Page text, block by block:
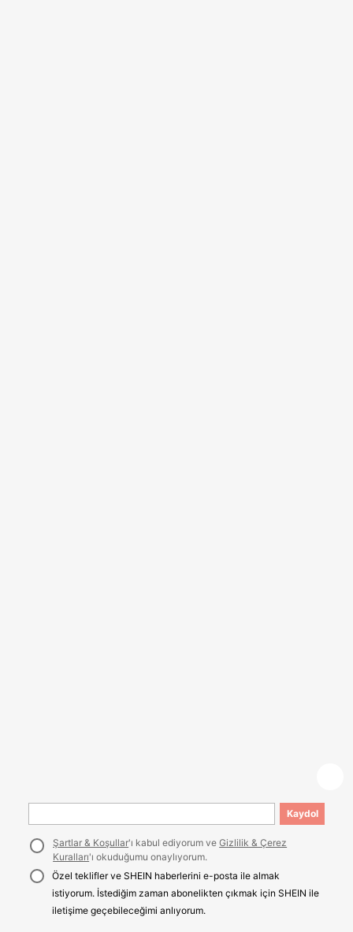
Kaydol
Şartlar & Koşullar'ı kabul ediyorum veGizlilik & Çerez
Kuralları'ı okuduğumu onaylıyorum.
Özel teklifler ve SHEIN haberlerini e-posta ile almak
istiyorum. İstediğim zaman abonelikten çıkmak için SHEIN ile
iletişime geçebileceğimi anlıyorum.